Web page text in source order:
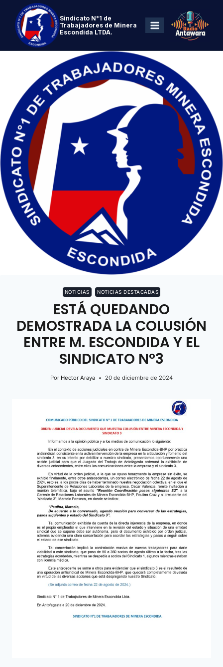
Sindicato N°1 de
Trabajadores de Minera
Escondida LTDA.
NOTICIAS NOTICIAS DESTACADAS
ESTÁ QUEDANDO
DEMOSTRADA LA COLUSIÓN
ENTRE M. ESCONDIDA Y EL
SINDICATO N°3
Por Hector Araya 20 de diciembre de 2024